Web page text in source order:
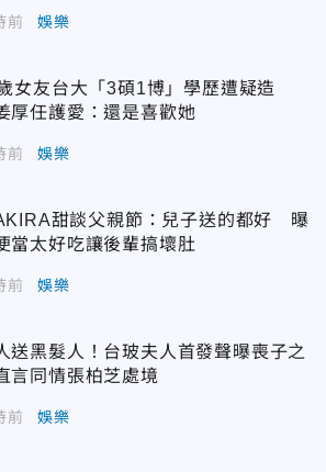
前 娛樂
女友台大「3碩1博」學歷遭疑造
任護愛：還是喜歡她
前 娛樂
甜談父親節：兒子送的都好 曝
當太好吃讓後輩搞壞肚
前 娛樂
送黑髮人！台玻夫人首發聲曝喪子之
同情張柏芝處境
前 娛樂